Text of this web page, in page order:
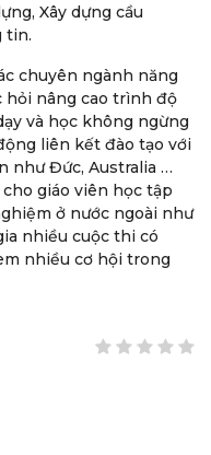
Xây dựng cầu
tin.
chuyên ngành năng
hỏi nâng cao trình độ
và học không ngừng
liên kết đào tạo với
như Đức, Australia …
giáo viên học tập
ở nước ngoài như
nhiều cuộc thi có
nhiều cơ hội trong